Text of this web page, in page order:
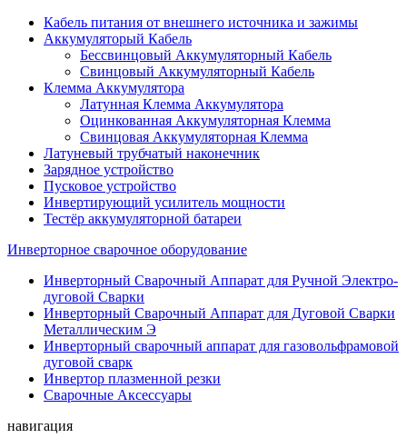
Кабель питания от внешнего источника и зажимы
Аккумуляторый Кабель
Бессвинцовый Аккумуляторный Кабель
Свинцовый Аккумуляторный Кабель
Клемма Аккумулятора
Латунная Клемма Аккумулятора
Оцинкованная Аккумуляторная Клемма
Свинцовая Аккумуляторная Клемма
Латуневый трубчатый наконечник
Зарядное устройство
Пусковое устройство
Инвертирующий усилитель мощности
Тестёр аккумуляторной батареи
Инверторное сварочное оборудование
Инверторный Сварочный Аппарат для Ручной Электро-
дуговой Сварки
Инверторный Сварочный Аппарат для Дуговой Сварки
Металлическим Э
Инверторный сварочный аппарат для газовольфрамовой
дуговой сварк
Инвертор плазменной резки
Сварочные Аксессуары
навигация